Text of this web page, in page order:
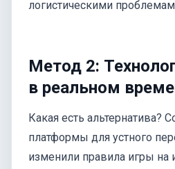
логистическими
Метод 2:
в реальном
Какая есть альтернатива?
платформы для устного
изменили правила игры на